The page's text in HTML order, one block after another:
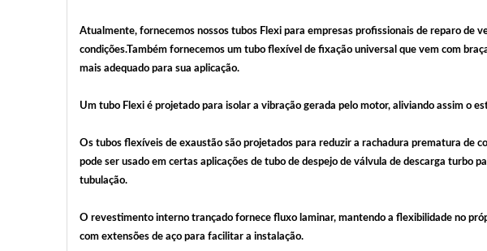
Atualmente, fornecemos nossos tubos Flexi para empresas profissionais de reparo de
condições.Também fornecemos um tubo flexível de fixação universal que vem com
mais adequado para sua aplicação.
Um tubo Flexi é projetado para isolar a vibração gerada pelo motor, aliviando assim o
Os tubos flexíveis de exaustão são projetados para reduzir a rachadura prematura de
pode ser usado em certas aplicações de tubo de despejo de válvula de descarga turbo
tubulação.
O revestimento interno trançado fornece fluxo laminar, mantendo a flexibilidade no
com extensões de aço para facilitar a instalação.